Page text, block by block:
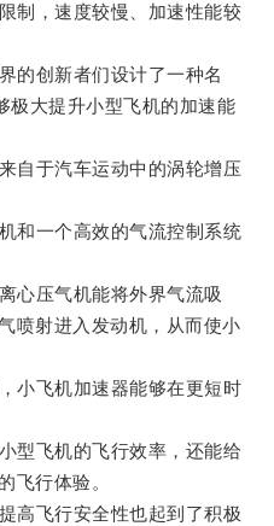
，速度较慢、加速性能较
创新者们设计了一种名
极大提升小型飞机的加速能
于汽车运动中的涡轮增压
一个高效的气流控制系统
压气机能将外界气流吸
喷射进入发动机，从而使小
飞机加速器能够在更短时
飞机的飞行效率，还能给
飞行体验。
飞行安全性也起到了积极